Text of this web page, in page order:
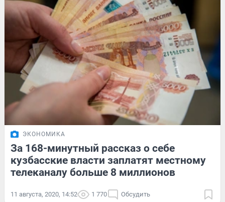
ЭКОНОМИКА
За 168-минутный рассказ о себе
кузбасские власти заплатят местному
телеканалу больше 8 миллионов
11 августа, 2020, 14:52 1 770 Обсудить